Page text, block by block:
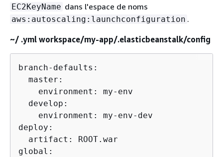
EC2KeyName dans l'espace de noms
aws:autoscaling:launchconfiguration .
~/ .yml workspace/my-app/.elasticbeanstalk/config
branch-defaults:
  master:
    environment: my-env
  develop:
    environment: my-env-dev
deploy:
  artifact: ROOT.war
global: